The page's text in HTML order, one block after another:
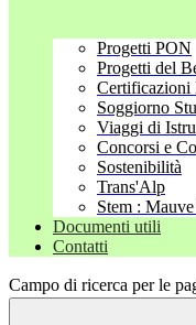
Progetti PON
Progetti del
Certificazioni
Soggiorno
Viaggi di
Concorsi e
Sostenibilità
Trans'Alp
Stem :
Documenti utili
Contatti
Campo di ricerca per le